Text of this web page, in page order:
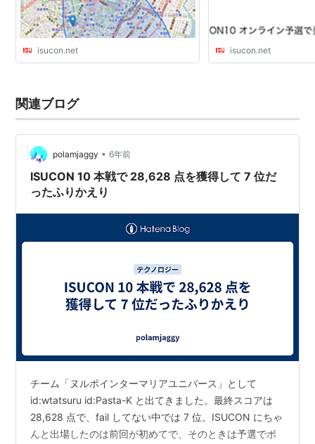
isucon.net isucon.net
関連ブログ
polamjaggy • 6年前
ISUCON 10 本戦で 28,628 点を獲得して 7 位だ
ったふりかえり
チーム「ヌルポインターマリアユニバース」として
id:wtatsuru id:Pasta-K と出てきました。最終スコアは
28,628 点で、fail してない中では 7 位。ISUCON にちゃ
んと出場したのは前回が初めてで、そのときは予選でボ